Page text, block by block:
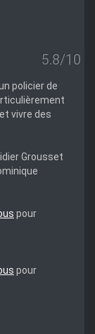
5.8/10
policier de
vivre des
Grousset
pour
pour